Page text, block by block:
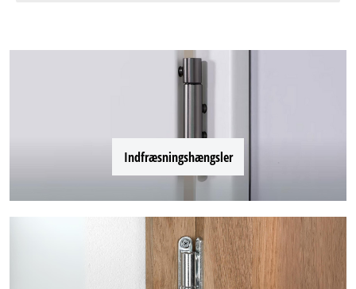
Indfræsningshængsler